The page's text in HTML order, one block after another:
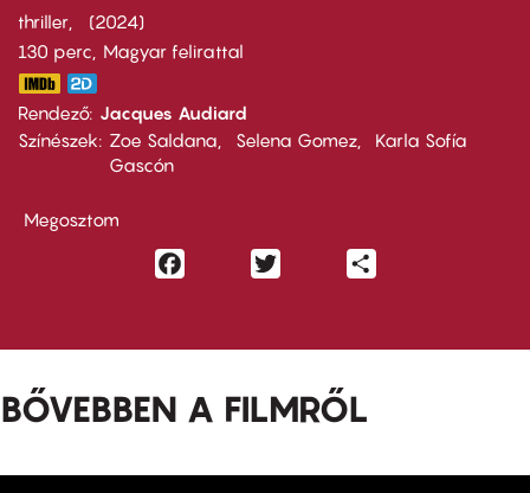
thriller
2024
130 perc,
Magyar felirattal
Rendező Jacques Audiard
Színészek
Zoe Saldana Selena Gomez
Karla Sofía
Gascón
Megosztom
Facebook
BŐVEBBEN A FILMRŐL